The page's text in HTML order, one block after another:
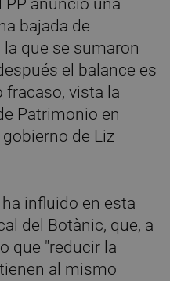
PP anunció una
bajada de
que se sumaron
el balance es
vista la
Patrimonio en
de Liz
influido en esta
del Botànic, que, a
que "reducir la
al mismo